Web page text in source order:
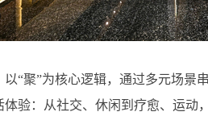
“聚”为核心逻辑，通过多元场景
验：从社交、休闲到疗愈、运动